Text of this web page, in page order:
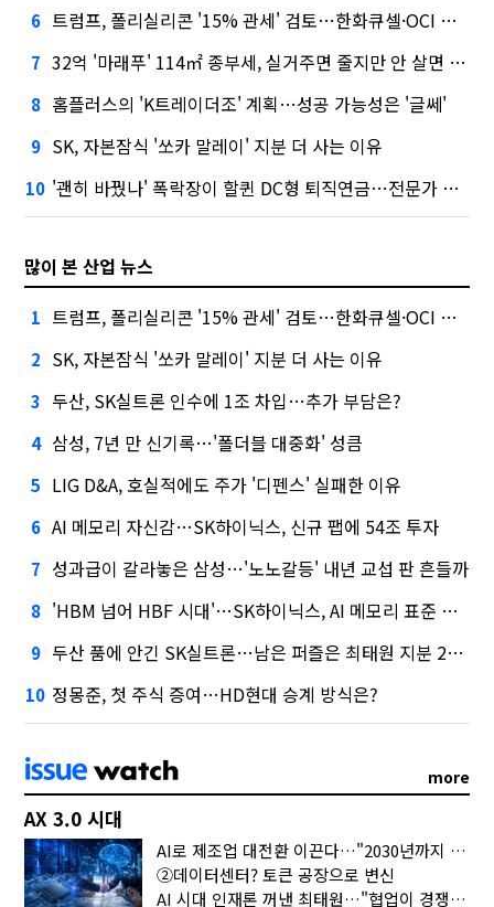
6 트럼프, 폴리실리콘 '15% 관세' 검토…한화큐셀·OCI 영향은?
7 32억 '마래푸' 114㎡ 종부세, 실거주면 줄지만 안 살면 2.5배
8 홈플러스의 'K트레이더조' 계획…성공 가능성은 '글쎄'
9 SK, 자본잠식 '쏘카 말레이' 지분 더 사는 이유
10 '괜히 바꿨나' 폭락장이 할퀸 DC형 퇴직연금…전문가 조언은
많이 본 산업 뉴스
1 트럼프, 폴리실리콘 '15% 관세' 검토…한화큐셀·OCI 영향은?
2 SK, 자본잠식 '쏘카 말레이' 지분 더 사는 이유
3 두산, SK실트론 인수에 1조 차입…추가 부담은?
4 삼성, 7년 만 신기록…'폴더블 대중화' 성큼
5 LIG D&A, 호실적에도 주가 '디펜스' 실패한 이유
6 AI 메모리 자신감…SK하이닉스, 신규 팹에 54조 투자
7 성과급이 갈라놓은 삼성…'노노갈등' 내년 교섭 판 흔들까
8 'HBM 넘어 HBF 시대'…SK하이닉스, AI 메모리 표준 선점 나섰다
9 두산 품에 안긴 SK실트론…남은 퍼즐은 최태원 지분 29.4%
10 정몽준, 첫 주식 증여…HD현대 승계 방식은?
more
AX 3.0 시대
AI로 제조업 대전환 이끈다…"2030년까지 민관합동 20조 투자"
②데이터센터? 토큰 공장으로 변신
AI 시대 인재론 꺼낸 최태원…"협업이 경쟁력"